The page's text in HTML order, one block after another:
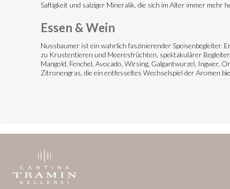
Saftigkeit und salziger Mineralik, die sich im Alter immer mehr
Essen & Wein
Nussbaumer ist ein wahrlich faszinierender Speisenbegleiter.
zu Krustentieren und Meeresfrüchten, spektakulärer
Mangold, Fenchel, Avocado, Wirsing, Galgantwurzel, Ingwer,
Zitronengras, die ein entfesseltes Wechselspiel der Aromen